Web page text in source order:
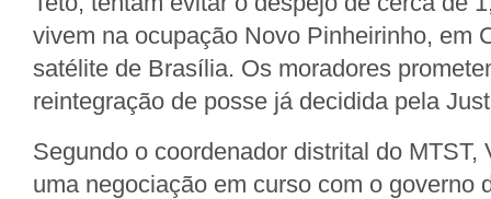
vivem na ocupação Novo Pinheirinho, em
satélite de Brasília. Os moradores
reintegração de posse já decidida pela
Segundo o coordenador distrital do MTST,
uma negociação em curso com o governo